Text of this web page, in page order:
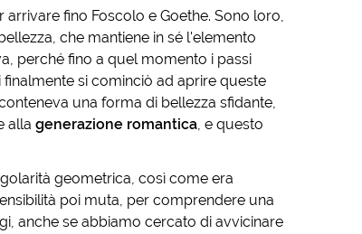
fino Foscolo e Goethe. Sono loro,
che mantiene in sé l'elemento
perché fino a quel momento i passi
si cominciò ad aprire queste
una forma di bellezza sfidante,
alla generazione romantica, e questo
geometrica, così come era
poi muta, per comprendere una
anche se abbiamo cercato di avvicinare